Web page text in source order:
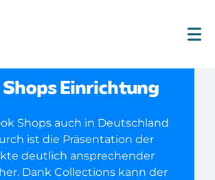
Shops Einrichtung
Shops auch in Deutschland
ist die Präsentation der
deutlich ansprechender
Dank Collections kann der